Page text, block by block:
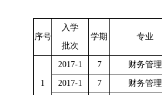
序号
入学
批次
学期 专业
1
2017-1 7 财务管理
2017-1 7 财务管理